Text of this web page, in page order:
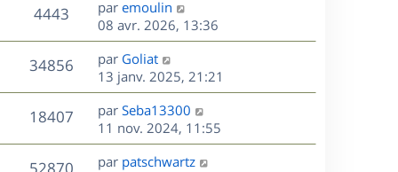
e
s
n
i
e
r
m
e
s
s
a
g
4443V
u
e
s
D
e
r
n
i
e
r
m
e
s
par emoulin
08 avr. 2026, 13:36
34856V
u
s
D
e
r
n
i
e
r
par Goliat
13 janv. 2025, 21:21
18407V
u
D
e
r
n
par Seba13300
11 nov. 2024, 11:55
V
D
par patschwartz